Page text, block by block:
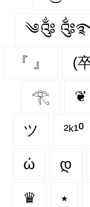
༄༂
『 』 (
𓂀 ❦
ツ ²ᵏ¹⁰
ώ დ
♛ ⭑